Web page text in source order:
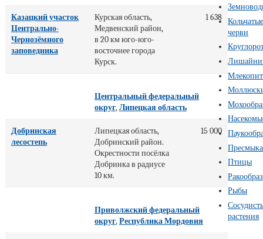
Казацкий участок
Центрально-
Чернозёмного
заповедника
Курская область,
Медвенский район,
в 20 км юго-юго-
восточнее города
Курск.
1 638
Центральный федеральный
округ,Липецкая область
Добринская
лесостепь
Липецкая область,
Добринский район.
Окрестности посёлка
Добринка в радиусе
10 км.
15 000
Приволжский федеральный
округ,Республика Мордовия
черви
Птицы
Рыбы
растения